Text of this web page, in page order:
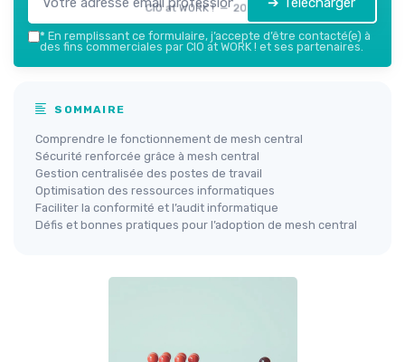
CIO at WORK ! — 2026
* En remplissant ce formulaire, j’accepte d’être contacté(e) à
des fins commerciales par CIO at WORK ! et ses partenaires.
SOMMAIRE
Comprendre le fonctionnement de mesh central
Sécurité renforcée grâce à mesh central
Gestion centralisée des postes de travail
Optimisation des ressources informatiques
Faciliter la conformité et l’audit informatique
Défis et bonnes pratiques pour l’adoption de mesh central